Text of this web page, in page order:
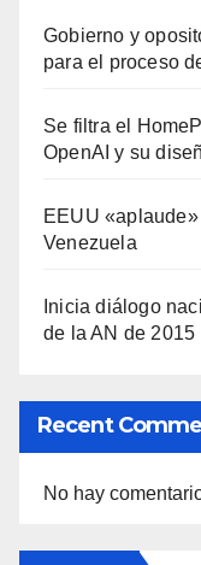
Gobierno y
para el proceso
Se filtra el
OpenAI y su
EEUU
Venezuela
Inicia diálogo
de la AN de 2015
Recent
No hay